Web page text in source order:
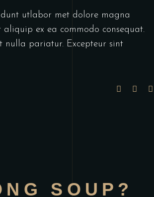
utlabor met dolore magna
ex ea commodo consequat.
nulla pariatur. Excepteur sint
SOUP?